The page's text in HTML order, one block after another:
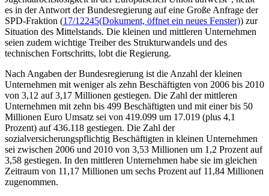
es in der Antwort der Bundesregierung auf eine Große Anfrage der
SPD-Fraktion (17/12245(Dokument, öffnet ein neues Fenster)) zur
Situation des Mittelstands. Die kleinen und mittleren Unternehmen
seien zudem wichtige Treiber des Strukturwandels und des
technischen Fortschritts, lobt die Regierung.
Nach Angaben der Bundesregierung ist die Anzahl der kleinen
Unternehmen mit weniger als zehn Beschäftigten von 2006 bis 2010
von 3,12 auf 3,17 Millionen gestiegen. Die Zahl der mittleren
Unternehmen mit zehn bis 499 Beschäftigten und mit einer bis 50
Millionen Euro Umsatz sei von 419.099 um 17.019 (plus 4,1
Prozent) auf 436.118 gestiegen. Die Zahl der
sozialversicherungspflichtig Beschäftigten in kleinen Unternehmen
sei zwischen 2006 und 2010 von 3,53 Millionen um 1,2 Prozent auf
3,58 gestiegen. In den mittleren Unternehmen habe sie im gleichen
Zeitraum von 11,17 Millionen um sechs Prozent auf 11,84 Millionen
zugenommen.